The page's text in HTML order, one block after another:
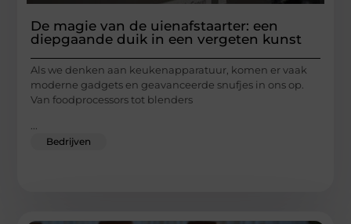
De magie van de uienafstaarter: een
diepgaande duik in een vergeten kunst
Als we denken aan keukenapparatuur, komen er vaak
moderne gadgets en geavanceerde snufjes in ons op.
Van foodprocessors tot blenders
Bedrijven